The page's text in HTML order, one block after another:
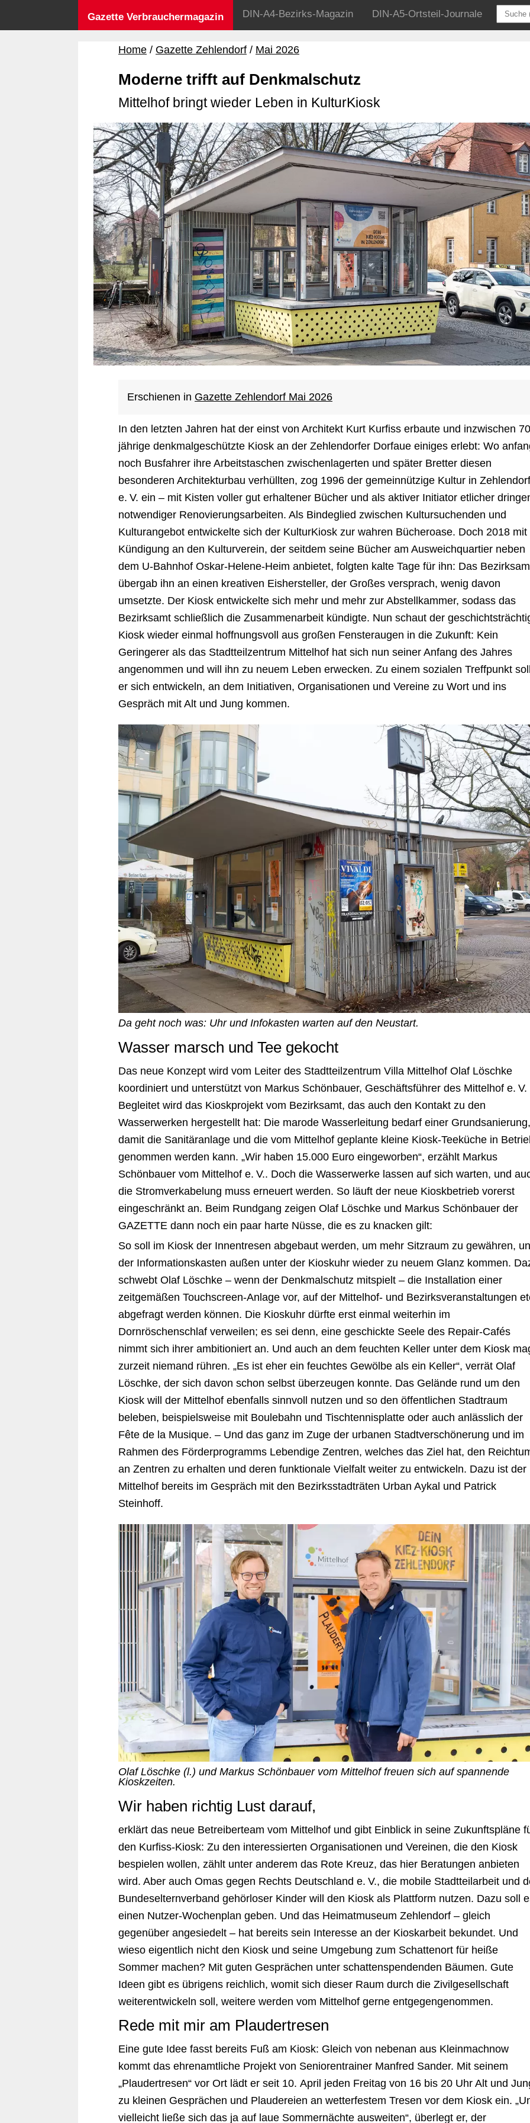
Gazette Verbrauchermagazin DIN-A4-Bezirks-Magazin DIN-A5-Ortsteil-Journale
Home Gazette Zehlendorf Mai 2026
Moderne trifft auf Denkmalschutz
Mittelhof bringt wieder Leben in KulturKiosk
Erschienen in Gazette Zehlendorf Mai 2026
In den letzten Jahren hat der einst von Architekt Kurt Kurfiss erbaute und inzwischen
jährige denkmalgeschützte Kiosk an der Zehlendorfer Dorfaue einiges erlebt: Wo
noch Busfahrer ihre Arbeitstaschen zwischenlagerten und später Bretter diesen
besonderen Architekturbau verhüllten, zog 1996 der gemeinnützige Kultur in Zehlendorf
e. V. ein – mit Kisten voller gut erhaltener Bücher und als aktiver Initiator etlicher
notwendiger Renovierungsarbeiten. Als Bindeglied zwischen Kultursuchenden und
Kulturangebot entwickelte sich der KulturKiosk zur wahren Bücheroase. Doch 2018 mit
Kündigung an den Kulturverein, der seitdem seine Bücher am Ausweichquartier neben
dem U-Bahnhof Oskar-Helene-Heim anbietet, folgten kalte Tage für ihn: Das
übergab ihn an einen kreativen Eishersteller, der Großes versprach, wenig davon
umsetzte. Der Kiosk entwickelte sich mehr und mehr zur Abstellkammer, sodass das
Bezirksamt schließlich die Zusammenarbeit kündigte. Nun schaut der
Kiosk wieder einmal hoffnungsvoll aus großen Fensteraugen in die Zukunft: Kein
Geringerer als das Stadtteilzentrum Mittelhof hat sich nun seiner Anfang des Jahres
angenommen und will ihn zu neuem Leben erwecken. Zu einem sozialen Treffpunkt
er sich entwickeln, an dem Initiativen, Organisationen und Vereine zu Wort und ins
Gespräch mit Alt und Jung kommen.
Da geht noch was: Uhr und Infokasten warten auf den Neustart.
Wasser marsch und Tee gekocht
Das neue Konzept wird vom Leiter des Stadtteilzentrum Villa Mittelhof Olaf Löschke
koordiniert und unterstützt von Markus Schönbauer, Geschäftsführer des Mittelhof e. V.
Begleitet wird das Kioskprojekt vom Bezirksamt, das auch den Kontakt zu den
Wasserwerken hergestellt hat: Die marode Wasserleitung bedarf einer Grundsanierung,
damit die Sanitäranlage und die vom Mittelhof geplante kleine Kiosk-Teeküche in
genommen werden kann. „Wir haben 15.000 Euro eingeworben“, erzählt Markus
Schönbauer vom Mittelhof e. V.. Doch die Wasserwerke lassen auf sich warten, und
die Stromverkabelung muss erneuert werden. So läuft der neue Kioskbetrieb vorerst
eingeschränkt an. Beim Rundgang zeigen Olaf Löschke und Markus Schönbauer der
GAZETTE dann noch ein paar harte Nüsse, die es zu knacken gilt:
So soll im Kiosk der Innentresen abgebaut werden, um mehr Sitzraum zu gewähren,
der Informationskasten außen unter der Kioskuhr wieder zu neuem Glanz kommen.
schwebt Olaf Löschke – wenn der Denkmalschutz mitspielt – die Installation einer
zeitgemäßen Touchscreen-Anlage vor, auf der Mittelhof- und Bezirksveranstaltungen
abgefragt werden können. Die Kioskuhr dürfte erst einmal weiterhin im
Dornröschenschlaf verweilen; es sei denn, eine geschickte Seele des Repair-Cafés
nimmt sich ihrer ambitioniert an. Und auch an dem feuchten Keller unter dem Kiosk
zurzeit niemand rühren. „Es ist eher ein feuchtes Gewölbe als ein Keller“, verrät Olaf
Löschke, der sich davon schon selbst überzeugen konnte. Das Gelände rund um den
Kiosk will der Mittelhof ebenfalls sinnvoll nutzen und so den öffentlichen Stadtraum
beleben, beispielsweise mit Boulebahn und Tischtennisplatte oder auch anlässlich der
Fête de la Musique. – Und das ganz im Zuge der urbanen Stadtverschönerung und im
Rahmen des Förderprogramms Lebendige Zentren, welches das Ziel hat, den
an Zentren zu erhalten und deren funktionale Vielfalt weiter zu entwickeln. Dazu ist der
Mittelhof bereits im Gespräch mit den Bezirksstadträten Urban Aykal und Patrick
Steinhoff.
Olaf Löschke (l.) und Markus Schönbauer vom Mittelhof freuen sich auf spannende
Kioskzeiten.
Wir haben richtig Lust darauf,
erklärt das neue Betreiberteam vom Mittelhof und gibt Einblick in seine Zukunftspläne
den Kurfiss-Kiosk: Zu den interessierten Organisationen und Vereinen, die den Kiosk
bespielen wollen, zählt unter anderem das Rote Kreuz, das hier Beratungen anbieten
wird. Aber auch Omas gegen Rechts Deutschland e. V., die mobile Stadtteilarbeit und
Bundeselternverband gehörloser Kinder will den Kiosk als Plattform nutzen. Dazu soll
einen Nutzer-Wochenplan geben. Und das Heimatmuseum Zehlendorf – gleich
gegenüber angesiedelt – hat bereits sein Interesse an der Kioskarbeit bekundet. Und
wieso eigentlich nicht den Kiosk und seine Umgebung zum Schattenort für heiße
Sommer machen? Mit guten Gesprächen unter schattenspendenden Bäumen. Gute
Ideen gibt es übrigens reichlich, womit sich dieser Raum durch die Zivilgesellschaft
weiterentwickeln soll, weitere werden vom Mittelhof gerne entgegengenommen.
Rede mit mir am Plaudertresen
Eine gute Idee fasst bereits Fuß am Kiosk: Gleich von nebenan aus Kleinmachnow
kommt das ehrenamtliche Projekt von Seniorentrainer Manfred Sander. Mit seinem
„Plaudertresen“ vor Ort lädt er seit 10. April jeden Freitag von 16 bis 20 Uhr Alt und
zu kleinen Gesprächen und Plaudereien an wetterfestem Tresen vor dem Kiosk ein.
vielleicht ließe sich das ja auf laue Sommernächte ausweiten“, überlegt er, der